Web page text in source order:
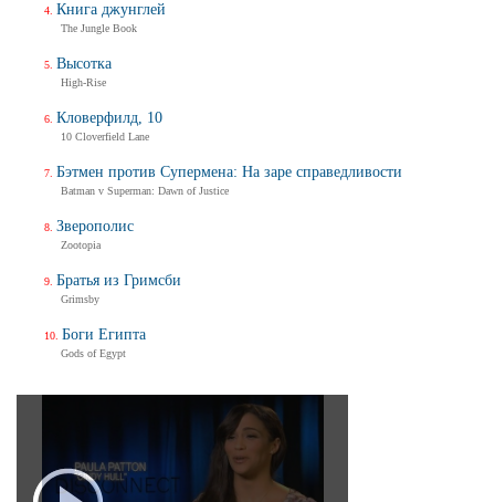
Книга джунглей
The Jungle Book
Высотка
High-Rise
Кловерфилд, 10
10 Cloverfield Lane
Бэтмен против Супермена: На заре справедливости
Batman v Superman: Dawn of Justice
Зверополис
Zootopia
Братья из Гримсби
Grimsby
Боги Египта
Gods of Egypt